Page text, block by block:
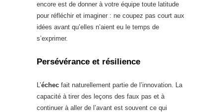
encore est de donner à votre équipe toute latitude
pour réfléchir et imaginer : ne coupez pas court aux
idées avant qu’elles n’aient eu le temps de
s’exprimer.
Persévérance et résilience
L’échec fait naturellement partie de l’innovation. La
capacité à tirer des leçons des faux pas et à
continuer à aller de l’avant est souvent ce qui